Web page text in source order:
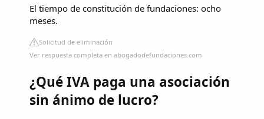
El tiempo de constitución de fundaciones: ocho
meses.
Solicitud de eliminación
Ver respuesta completa en abogadodefundaciones.com
¿Qué IVA paga una asociación
sin ánimo de lucro?